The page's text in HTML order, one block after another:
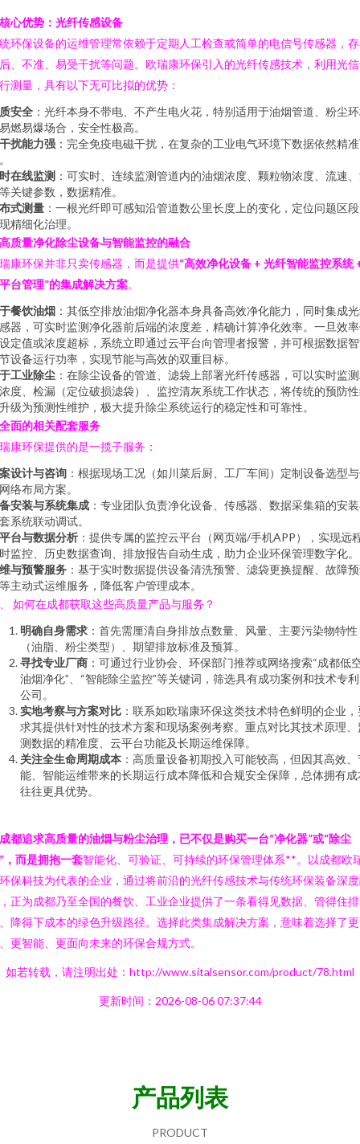
核心优势：光纤传感设备
环保设备的运维管理常依赖于定期人工检查或简单的电信号传感器，
、不准、易受干扰等问题。欧瑞康环保引入的光纤传感技术，利用光
测量，具有以下无可比拟的优势：
安全 ：光纤本身不带电、不产生电火花，特别适用于油烟管道、粉尘
燃易爆场合，安全性极高。
扰能力强 ：完全免疫电磁干扰，在复杂的工业电气环境下数据依然精
在线监测 ：可实时、连续监测管道内的油烟浓度、颗粒物浓度、流速
关键参数，数据精准。
式测量 ：一根光纤即可感知沿管道数公里长度上的变化，定位问题区
精细化治理。
高质量净化除尘设备与智能监控的融合
康环保并非只卖传感器，而是提供“高效净化设备 + 光纤智能监控系统
台管理”的集成解决方案。
餐饮油烟 ：其低空排放油烟净化器本身具备高效净化能力，同时集成
器，可实时监测净化器前后端的浓度差，精确计算净化效率。一旦效
定值或浓度超标，系统立即通过云平台向管理者报警，并可根据数据
设备运行功率，实现节能与高效的双重目标。
工业除尘 ：在除尘设备的管道、滤袋上部署光纤传感器，可以实时监
度、检漏（定位破损滤袋）、监控清灰系统工作状态，将传统的预防
级为预测性维护，极大提升除尘系统运行的稳定性和可靠性。
全面的相关配套服务
康环保提供的是一揽子服务：
设计与咨询 ：根据现场工况（如川菜后厨、工厂车间）定制设备选型
络布局方案。
安装与系统集成 ：专业团队负责净化设备、传感器、数据采集箱的安
系统联动调试。
台与数据分析 ：提供专属的监控云平台（网页端/手机APP），实现远
监控、历史数据查询、排放报告自动生成，助力企业环保管理数字化。
与预警服务 ：基于实时数据提供设备清洗预警、滤袋更换提醒、故障
主动式运维服务，降低客户管理成本。
如何在成都获取这些高质量产品与服务？
明确自身需求 ：首先需厘清自身排放点数量、风量、主要污染物特性
（油脂、粉尘类型）、期望排放标准及预算。
寻找专业厂商 ：可通过行业协会、环保部门推荐或网络搜索“成都低
油烟净化”、“智能除尘监控”等关键词，筛选具有成功案例和技术专
公司。
实地考察与方案对比 ：联系如欧瑞康环保这类技术特色鲜明的企业
求其提供针对性的技术方案和现场案例考察。重点对比其技术原理、
测数据的精准度、云平台功能及长期运维保障。
关注全生命周期成本 ：高质量设备初期投入可能较高，但因其高效
能、智能运维带来的长期运行成本降低和合规安全保障，总体拥有成
往往更具优势。
都追求高质量的油烟与粉尘治理，已不仅是购买一台“净化器”或“除尘
，而是拥抱一套智能化、可验证、可持续的环保管理体系**。以成都欧
保科技为代表的企业，通过将前沿的光纤传感技术与传统环保装备深
正为成都乃至全国的餐饮、工业企业提供了一条看得见数据、管得住排
降得下成本的绿色升级路径。选择此类集成解决方案，意味着选择了
更智能、更面向未来的环保合规方式。
如若转载，请注明出处：http://www.sitalsensor.com/product/78.html
更新时间：2026-08-06 07:37:44
产品列表
PRODUCT